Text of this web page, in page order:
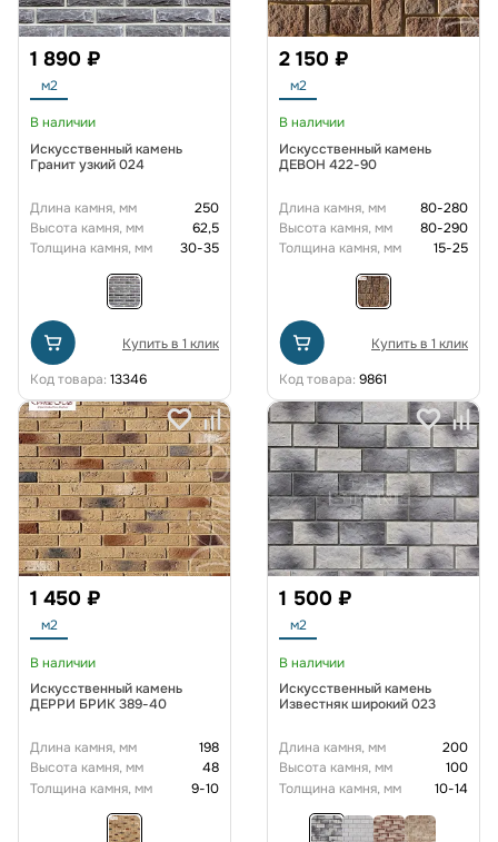
1 890 ₽
м2
В наличии
Искусственный камень
Гранит узкий 024
Длина камня, мм
250
Высота камня, мм
62,5
Толщина камня, мм
30-35
Купить в 1 клик
Код товара: 13346
2 150 ₽
м2
В наличии
Искусственный камень
ДЕВОН 422-90
Длина камня, мм
80-280
Высота камня, мм
80-290
Толщина камня, мм
15-25
Купить в 1 клик
Код товара: 9861
1 450 ₽
м2
В наличии
Искусственный камень
ДЕРРИ БРИК 389-40
Длина камня, мм
198
Высота камня, мм
48
Толщина камня, мм
9-10
1 500 ₽
м2
В наличии
Искусственный камень
Известняк широкий 023
Длина камня, мм
200
Высота камня, мм
100
Толщина камня, мм
10-14